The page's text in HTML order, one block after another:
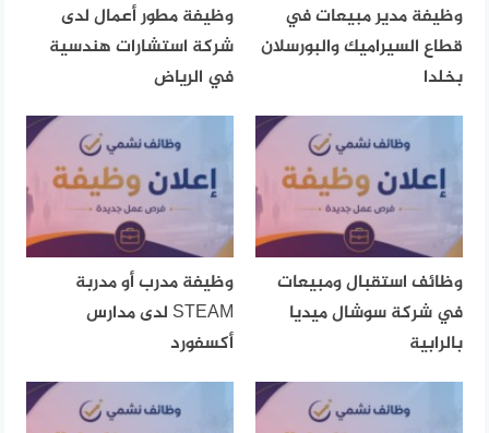
وظيفة مدير مبيعات في
قطاع السيراميك والبورسلان
بخلدا
وظيفة مطور أعمال لدى
شركة استشارات هندسية
في الرياض
وظائف استقبال ومبيعات
في شركة سوشال ميديا
بالرابية
وظيفة مدرب أو مدربة
STEAM لدى مدارس
أكسفورد